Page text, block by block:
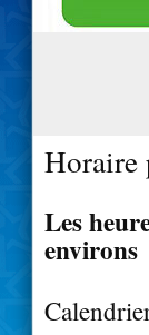
Horaire
Les
environs